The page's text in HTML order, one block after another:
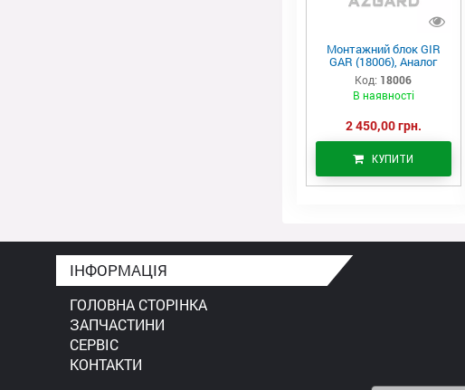
Монтажний блок GIR
GAR (18006), Аналог
Код: 18006
В наявності
2 450,00 грн.
КУПИТИ
ІНФОРМАЦІЯ
ГОЛОВНА СТОРІНКА
ЗАПЧАСТИНИ
СЕРВІС
КОНТАКТИ